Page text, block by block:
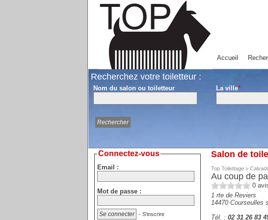
Accueil
Recherchez votre toiletteur :
Nom du salon ou toiletteur La ville*
Salon de
Top Toilettage>
Au coup de
0
1 rte de Reviers
14470 Courseulles
Tél. : 02 31 26 83
Connectez-vous
Email :
Mot de passe :
- S'inscrire